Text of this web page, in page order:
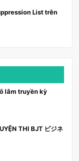
List trên
lâm truyền kỳ
THI BJT ビジネ